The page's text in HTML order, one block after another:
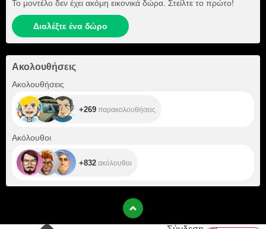
Το μοντέλο δεν έχει ακόμη εικονικά δώρα. Στείλτε το πρώτο!
Διαλέξτε ένα δώρο
Ακολουθήσεις
Ακολουθήσεις
+269 παρακολουθήσεις
Ακόλουθοι
+832 ακόλουθοι